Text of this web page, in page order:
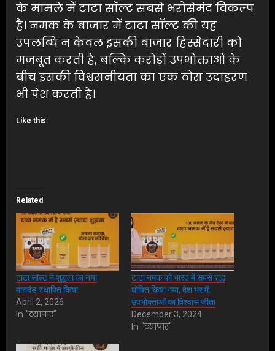
के मामले में टाटा सॉल्ट सबसे भरोसेमंद विकल्प
है। नमक के बाजार में टाटा सॉल्ट की यह
उपलब्धि न केवल इसकी बाजार हिस्सेदारी को
मजबूत करती है, बल्कि करोड़ों उपभोक्ताओं के
बीच इसकी विश्वसनीयता का एक ठोस उदाहरण
भी पेश करती है।
Like this:
Related
टाटा सॉल्ट ने शुद्धता का नया
मानदंड स्थापित किया
April 2, 2026
In "व्यापार"
टाटा नमक को भारत में सबसे शुद्ध
घोषित किया गया, देश भर में
उपभोक्ताओं का विश्वास जीता
December 3, 2024
In "व्यापार"